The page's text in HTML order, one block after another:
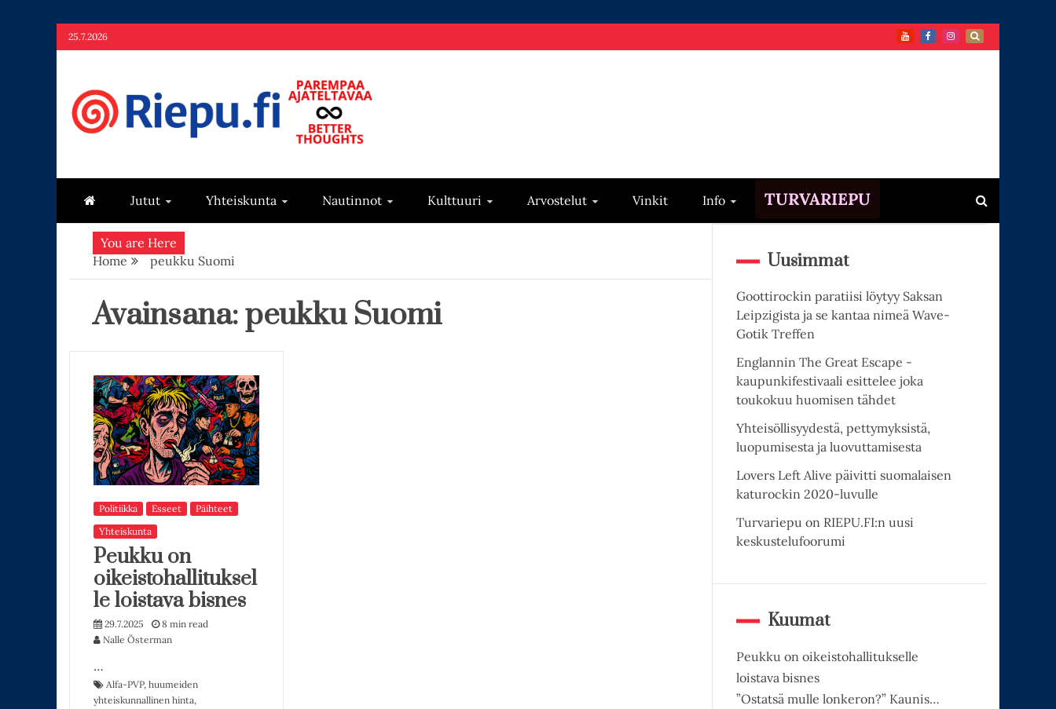
Skip
to
25.7.2026
Riepu.fi
Jutut Yhteiskunta Nautinnot Kulttuuri Arvostelut Vinkit Info TURVARIEPU
You are Here
Home
peukku Suomi
Avainsana:peukku Suomi
Politiikka Esseet
Päihteet
Yhteiskunta
Peukku on
oikeistohallituksel
le loistava bisnes
29.7.2025
8 min read
Nalle Österman
…
Alfa-PVP, huumeiden
yhteiskunnallinen hinta,
Uusimmat
Goottirockin paratiisi löytyy Saksan
Leipzigista ja se kantaa nimeä Wave-
Gotik Treffen
Englannin The Great Escape -
kaupunkifestivaali esittelee joka
toukokuu huomisen tähdet
Yhteisöllisyydestä, pettymyksistä,
luopumisesta ja luovuttamisesta
Lovers Left Alive päivitti suomalaisen
katurockin 2020-luvulle
Turvariepu on RIEPU.FI:n uusi
keskustelufoorumi
Kuumat
Peukku on oikeistohallitukselle
loistava bisnes
”Ostatsä mulle lonkeron?” Kaunis…